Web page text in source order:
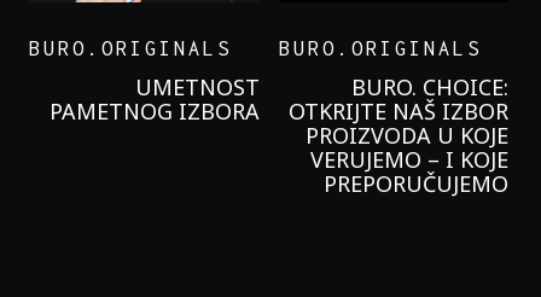
GARNIER KREMU
NIKADA
LAGANIJE